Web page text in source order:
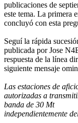
publicaciones de
este tema. La primera
concluyó con esta
Seguí la rápida
publicada por Jose
respuesta de la línea
siguiente mensaje
Las estaciones de
autorizadas a
banda de 30 Mt
independientemente